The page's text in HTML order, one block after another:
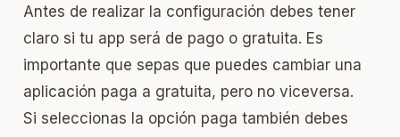
Antes de realizar la configuración debes tener
claro si tu app será de pago o gratuita. Es
importante que sepas que puedes cambiar una
aplicación paga a gratuita, pero no viceversa.
Si seleccionas la opción paga también debes